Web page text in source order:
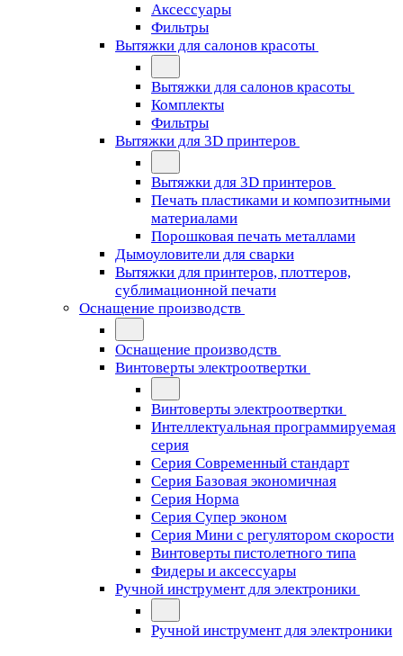
Аксессуары
Фильтры
Вытяжки для салонов красоты
Вытяжки для салонов красоты
Комплекты
Фильтры
Вытяжки для 3D принтеров
Вытяжки для 3D принтеров
Печать пластиками и композитными
материалами
Порошковая печать металлами
Дымоуловители для сварки
Вытяжки для принтеров, плоттеров,
сублимационной печати
Оснащение производств
Оснащение производств
Винтоверты электроотвертки
Винтоверты электроотвертки
Интеллектуальная программируемая
серия
Серия Современный стандарт
Серия Базовая экономичная
Серия Норма
Серия Cупер эконом
Серия Мини с регулятором скорости
Винтоверты пистолетного типа
Фидеры и аксессуары
Ручной инструмент для электроники
Ручной инструмент для электроники